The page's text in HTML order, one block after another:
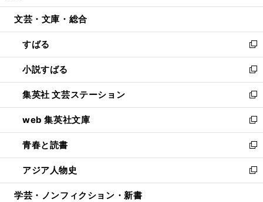
開
ウ
開
く
ン
ウ
で
開
く
ウ
ン
ド
ウ
で
開
く
文芸・文庫・総合
すばる
新
し
い
ウ
ィ
ン
ド
ウ
で
開
く
小説すばる
新
し
い
ウ
ィ
ン
ド
ウ
で
開
集英社 文芸ステーション
新
し
い
ウ
ィ
ン
ド
ウ
web 集英社文庫
新
し
い
ウ
ィ
ン
青春と読書
新
し
い
ウ
アジア人物史
新
し
学芸・ノンフィクション・新書